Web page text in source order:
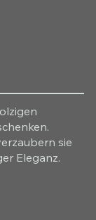
sie
Eleganz.